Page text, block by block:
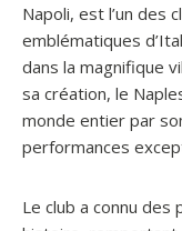
Napoli, est l’un des
emblématiques
dans la magnifique
sa création, le
monde entier par
performances
Le club a connu